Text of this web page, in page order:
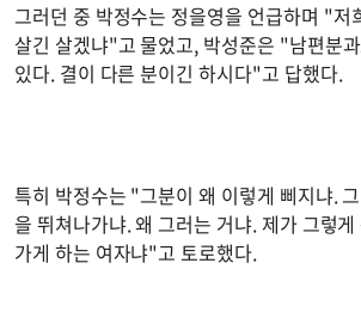
그러던 중 박정수는 정을영을 언급하며 "저
살긴 살겠냐"고 물었고, 박성준은 "남편분
있다. 결이 다른 분이긴 하시다"고 답했다.
특히 박정수는 "그분이 왜 이렇게 삐지냐.
을 뛰쳐나가냐. 왜 그러는 거냐. 제가 그렇
가게 하는 여자냐"고 토로했다.